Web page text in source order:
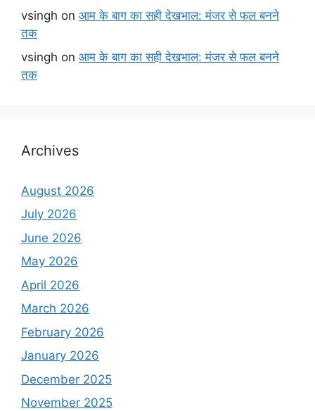
vsingh on आम के बाग का सही देखभाल: मंजर से फल बनने
तक
vsingh on आम के बाग का सही देखभाल: मंजर से फल बनने
तक
Archives
August 2026
July 2026
June 2026
May 2026
April 2026
March 2026
February 2026
January 2026
December 2025
November 2025